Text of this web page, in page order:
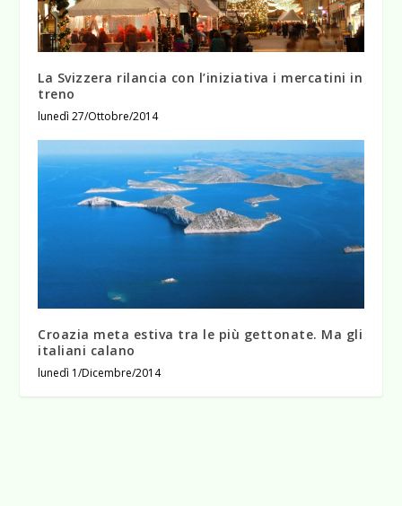
La Svizzera rilancia con l’iniziativa i mercatini in
treno
lunedì 27/Ottobre/2014
Croazia meta estiva tra le più gettonate. Ma gli
italiani calano
lunedì 1/Dicembre/2014